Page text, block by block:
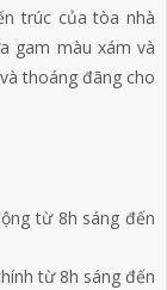
trúc của tòa nhà
gam màu xám và
thoáng đãng cho
từ 8h sáng đến
từ 8h sáng đến